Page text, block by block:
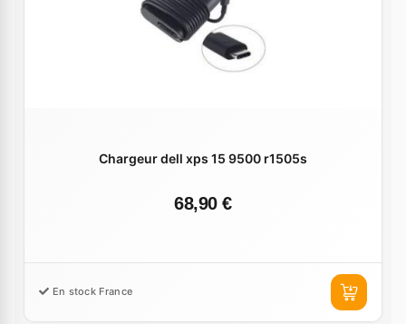
Chargeur dell xps 15 9500 r1505s
68,90 €
En stock France